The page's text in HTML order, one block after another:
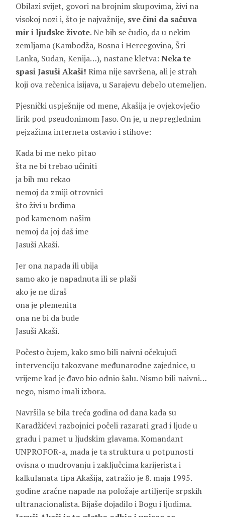
Obilazi svijet, govori na brojnim skupovima, živi na
visokoj nozi i, što je najvažnije, sve čini da sačuva
mir i ljudske živote. Ne bih se čudio, da u nekim
zemljama (Kambodža, Bosna i Hercegovina, Šri
Lanka, Sudan, Kenija…), nastane kletva: Neka te
spasi Jasuši Akaši! Rima nije savršena, ali je strah
koji ova rečenica isijava, u Sarajevu debelo utemeljen.
Pjesnički uspješnije od mene, Akašija je ovjekovječio
lirik pod pseudonimom Jaso. On je, u nepreglednim
pejzažima interneta ostavio i stihove:
Kada bi me neko pitao
šta ne bi trebao učiniti
ja bih mu rekao
nemoj da zmiji otrovnici
što živi u brdima
pod kamenom našim
nemoj da joj daš ime
Jasuši Akaši.
Jer ona napada ili ubija
samo ako je napadnuta ili se plaši
ako je ne diraš
ona je plemenita
ona ne bi da bude
Jasuši Akaši.
Počesto čujem, kako smo bili naivni očekujući
intervenciju takozvane međunarodne zajednice, u
vrijeme kad je đavo bio odnio šalu. Nismo bili naivni…
nego, nismo imali izbora.
Navršila se bila treća godina od dana kada su
Karadžićevi razbojnici počeli razarati grad i ljude u
gradu i pamet u ljudskim glavama. Komandant
UNPROFOR-a, mada je ta struktura u potpunosti
ovisna o mudrovanju i zaključcima karijerista i
kalkulanata tipa Akašija, zatražio je 8. maja 1995.
godine zračne napade na položaje artiljerije srpskih
ultranacionalista. Bijaše dojadilo i Bogu i ljudima.